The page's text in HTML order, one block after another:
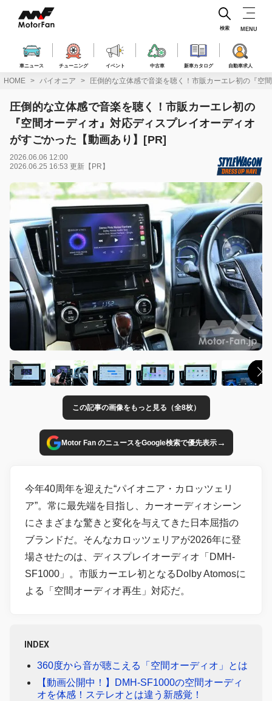
ス
車ニュース チューニング イベント 中古車 新車カタログ 自動車求人
検索 MENU
HOME パイオニア 圧倒的な立体感で音楽を聴く！市販カーエレ初の『空
圧倒的な立体感で音楽を聴く！市販カーエレ初の
『空間オーディオ』対応ディスプレイオーディオ
がすごかった【動画あり】[PR]
2026.06.06 12:00
2026.06.25 16:53 更新【PR】
この記事の画像をもっと見る（全8枚）
Motor Fan のニュースをGoogle検索で優先表示→
今年40周年を迎えた“パイオニア・カロッツェリ
ア”。常に最先端を目指し、カーオーディオシーン
にさまざまな驚きと変化を与えてきた日本屈指の
ブランドだ。そんなカロッツェリアが2026年に登
場させたのは、ディスプレイオーディオ「DMH-
SF1000」。市販カーエレ初となるDolby Atomosに
よる「空間オーディオ再生」対応だ。
INDEX
360度から音が聴こえる「空間オーディオ」とは
【動画公開中！】DMH-SF1000の空間オーディ
オを体感！ステレオとは違う新感覚！